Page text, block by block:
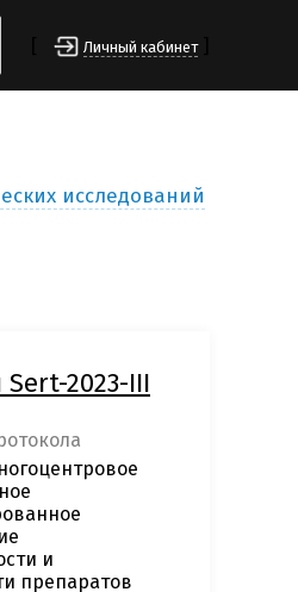
Личный кабинет
исследований
Sert-2023-III
и
препаратов